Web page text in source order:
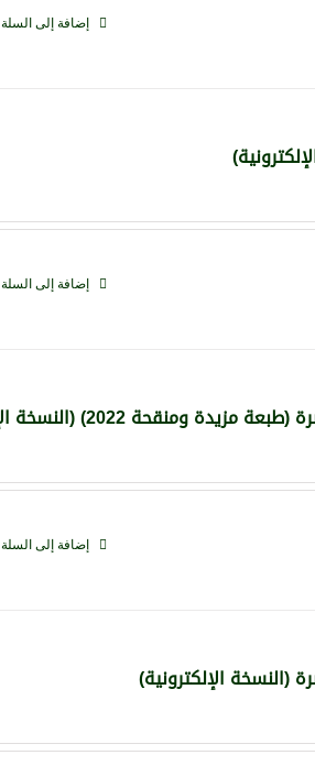
إضافة إلى السلة
إضافة إلى السلة
2022) (النسخة الإلكترونية)
إضافة إلى السلة
(النسخة الإلكترونية)